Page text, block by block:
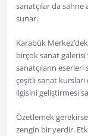
sanatçılar da
sunar.
Karabük
birçok sanat
sanatçıların
çeşitli sanat
ilgisini geliştirmesi
Özetlemek
zengin bir yerdir.